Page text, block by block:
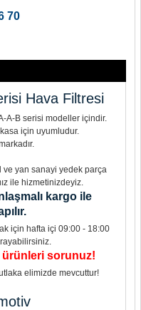
70
Hava Filtresi
A-B serisi modeller içindir.
için uyumludur.
ve yan sanayi yedek parça
ile hizmetinizdeyiz.
kargo ile
için hafta içi 09:00 - 18:00
ürünleri sorunuz!
elimizde mevcuttur!